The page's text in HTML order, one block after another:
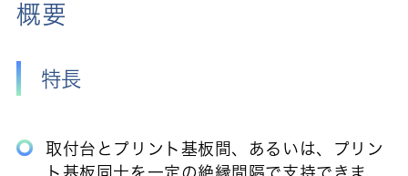
概要
特長
取付台とプリント基板間、あるいは、プリン
ト基板同士を一定の絶縁間隔で支持できま